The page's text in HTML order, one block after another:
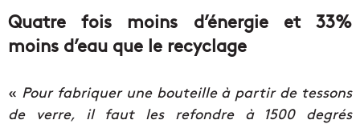
Quatre fois moins d’énergie et 33%
moins d’eau que le recyclage
« Pour fabriquer une bouteille à partir de tessons
de verre, il faut les refondre à 1500 degrés